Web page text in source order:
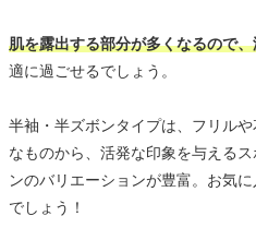
肌を露出する部分が多くなるので
適に過ごせるでしょう。
半袖・半ズボンタイプは、フリル
なものから、活発な印象を与える
ンのバリエーションが豊富。お気
でしょう！